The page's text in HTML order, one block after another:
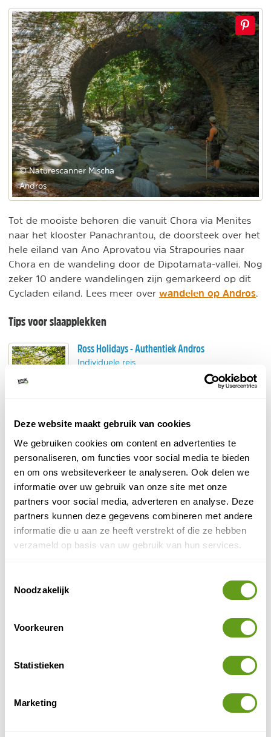
Deze website maakt gebruik van cookies
We gebruiken cookies om content en advertenties te
personaliseren, om functies voor social media te bieden
en om ons websiteverkeer te analyseren. Ook delen we
informatie over uw gebruik van onze site met onze
partners voor social media, adverteren en analyse. Deze
partners kunnen deze gegevens combineren met andere
informatie die u aan ze heeft verstrekt of die ze hebben
verzameld op basis van uw gebruik van hun services.
Noodzakelijk
Voorkeuren
Statistieken
Marketing
© Naturescanner Mischa
Andros
Tot de mooiste behoren die vanuit Chora via Menites
naar het klooster Panachrantou, de doorsteek over het
hele eiland van Ano Aprovatou via Strapouries naar
Chora en de wandeling door de Dipotamata-vallei. Nog
zeker 10 andere wandelingen zijn gemarkeerd op dit
Cycladen eiland. Lees meer over wandelen op Andros
Tips voor slaapplekken
Ross Holidays - Authentiek Andros
Individuele reis
op Andros.
BEKIJK
TUI - Accommodaties op de Cycladen
Wie wil genieten van rust en af en toe wandelen
op de Cycladen kan ook kiezen voor vlucht +
accommodatie bij TUI.
Accommodatie op alle bekende eilanden.
Het kleinere broertje van Andros, maar minder bekend